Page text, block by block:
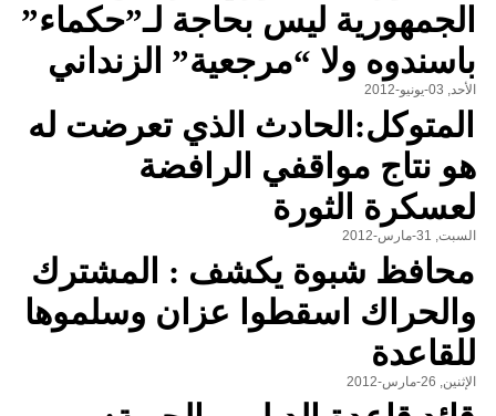
الجمهورية ليس بحاجة لـ”حكماء”
باسندوه ولا “مرجعية” الزنداني
الأحد, 03-يونيو-2012
المتوكل:الحادث الذي تعرضت له
هو نتاج مواقفي الرافضة
لعسكرة الثورة
السبت, 31-مارس-2012
محافظ شبوة يكشف : المشترك
والحراك اسقطوا عزان وسلموها
للقاعدة
الإثنين, 26-مارس-2012